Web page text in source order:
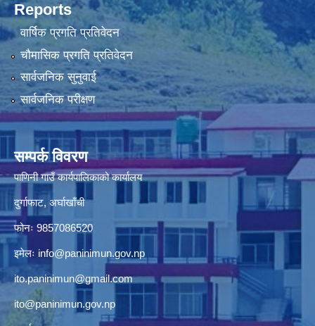
Reports
वार्षिक प्रगति प्रतिवेदन
चौमासिक प्रगति प्रतिवेदन
सार्वजनिक सुनुवाई
सार्वजनिक परीक्षण
सम्पर्क विवरण
पाणिनी गाउँ कार्यपालिकाको कार्यालय
दुर्गाफाट, अर्घाखाँची
फोनः 9857086520
इमेलः info@paninimun.gov.np
ito.paninimun@gmail.com
ito@paninimun.gov.np